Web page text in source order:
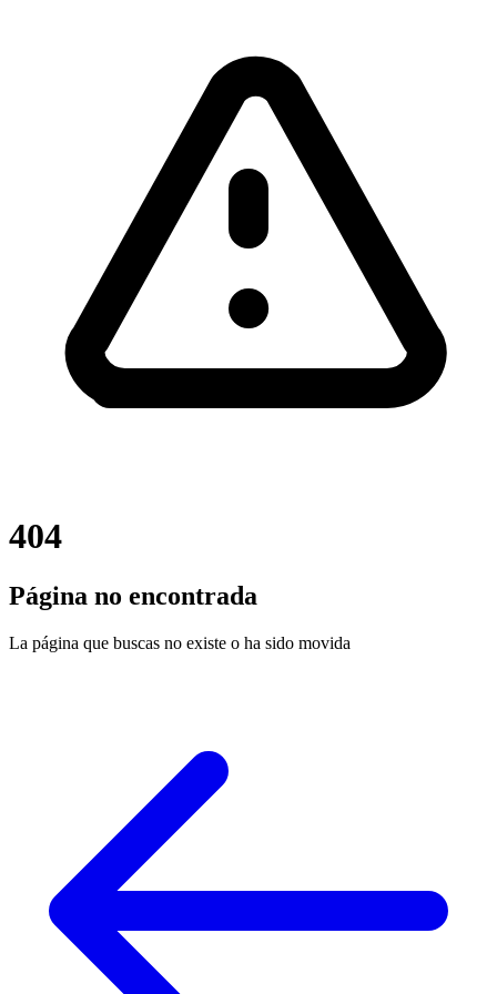
404
Página no encontrada
La página que buscas no existe o ha sido movida